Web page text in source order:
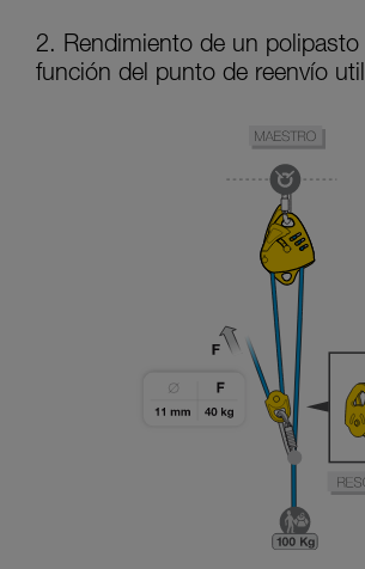
2. Rendimiento de un polipasto
función del punto de reenvío